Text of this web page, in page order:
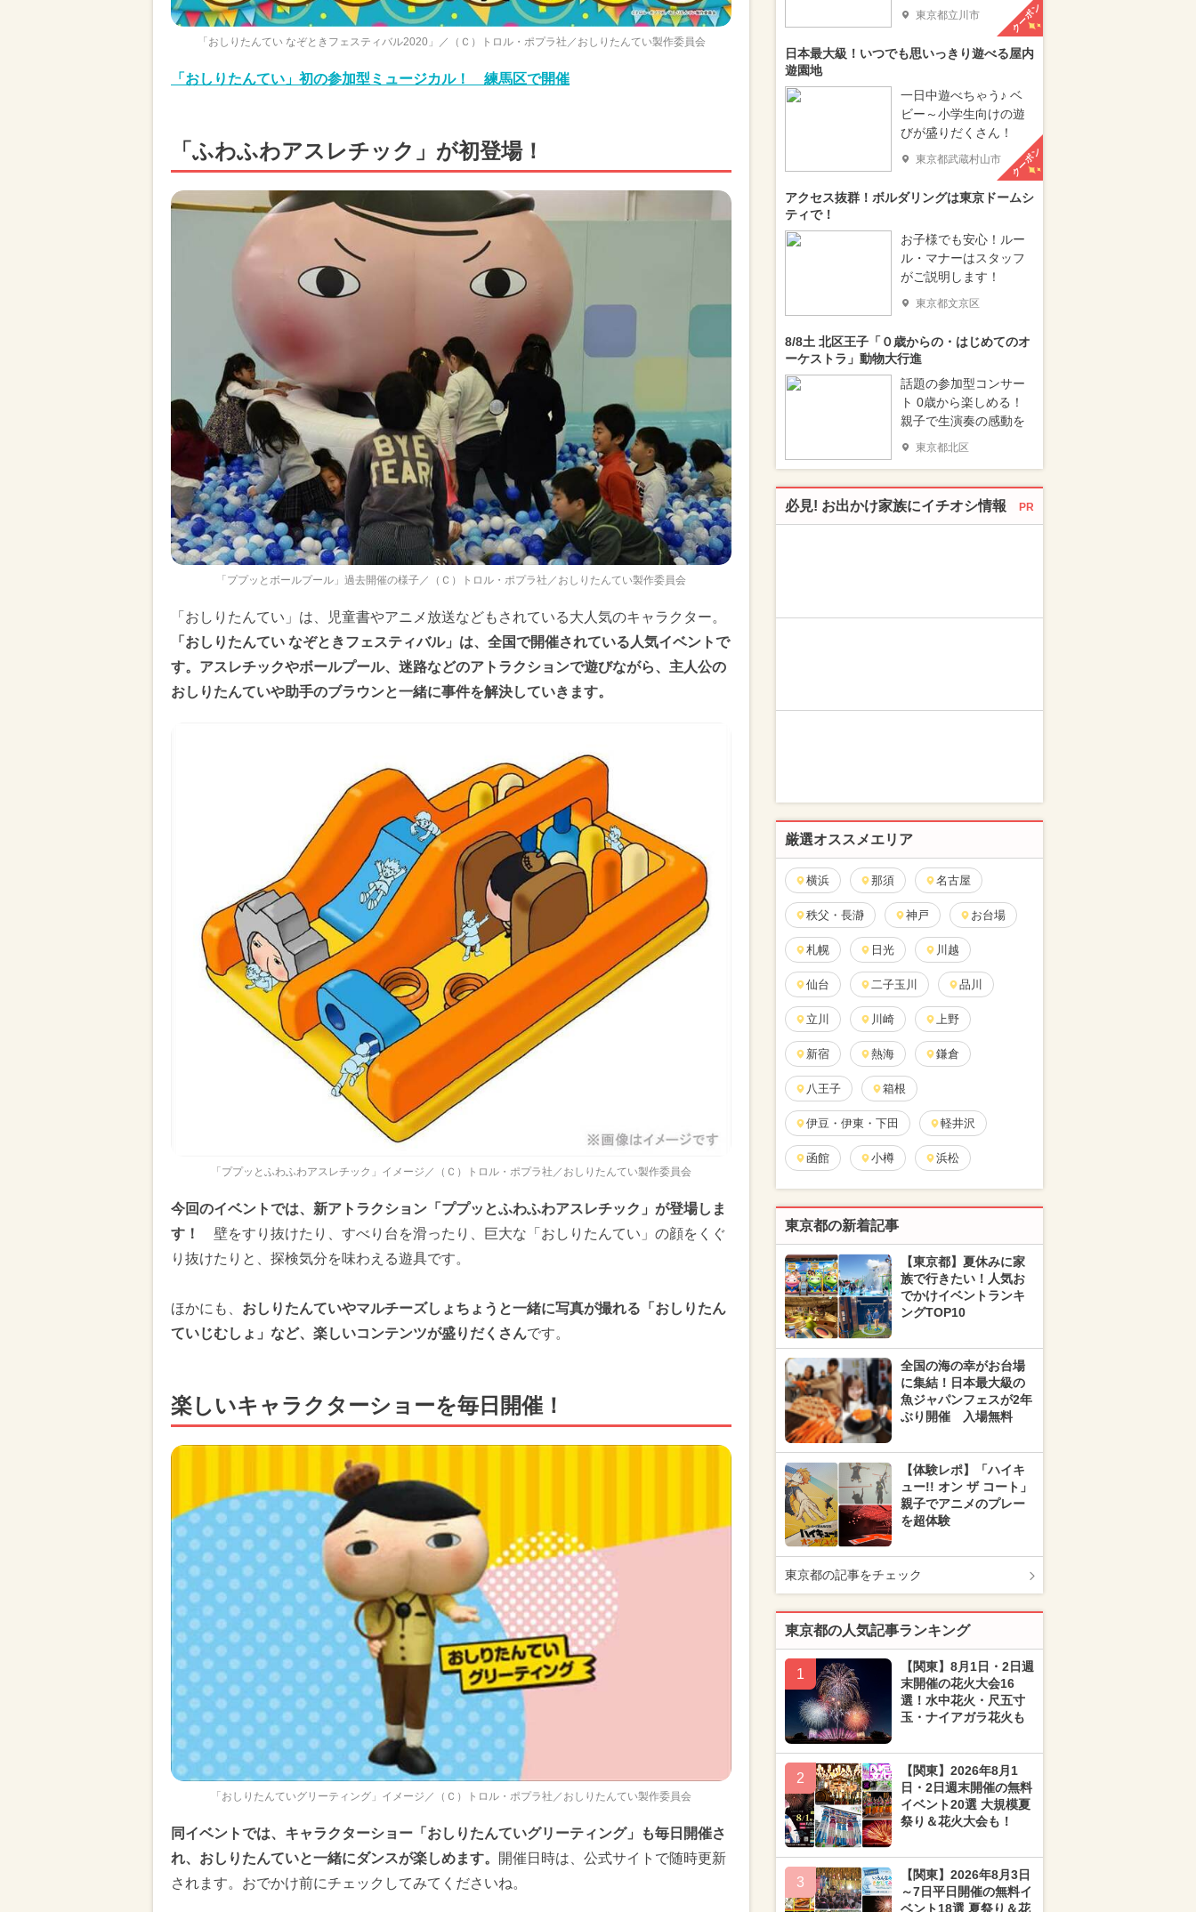
「おしりたんてい なぞときフェスティバル2020」／（Ｃ）トロル・ポプラ社／おしりたんてい製作委員会
「おしりたんてい」初の参加型ミュージカル！ 練馬区で開催
「ふわふわアスレチック」が初登場！
「ププッとボールプール」過去開催の様子／（Ｃ）トロル・ポプラ社／おしりたんてい製作委員会
「おしりたんてい」は、児童書やアニメ放送などもされている大人気のキャラクター。
「おしりたんてい なぞときフェスティバル」は、全国で開催されている人気イベントで
す。アスレチックやボールプール、迷路などのアトラクションで遊びながら、主人公の
おしりたんていや助手のブラウンと一緒に事件を解決していきます。
「ププッとふわふわアスレチック」イメージ／（Ｃ）トロル・ポプラ社／おしりたんてい製作委員会
今回のイベントでは、新アトラクション「ププッとふわふわアスレチック」が登場しま
す！
壁をすり抜けたり、すべり台を滑ったり、巨大な「おしりたんてい」の顔をくぐ
り抜けたりと、探検気分を味わえる遊具です。
ほかにも、 おしりたんていやマルチーズしょちょうと一緒に写真が撮れる「おしりたん
ていじむしょ」など、楽しいコンテンツが盛りだくさんです。
楽しいキャラクターショーを毎日開催！
「おしりたんていグリーティング」イメージ／（Ｃ）トロル・ポプラ社／おしりたんてい製作委員会
同イベントでは、キャラクターショー「おしりたんていグリーティング」も毎日開催さ
れ、おしりたんていと一緒にダンスが楽しめます。
開催日時は、公式サイトで随時更新
されます。おでかけ前にチェックしてみてくださいね。
東京都立川市 クーポン
日本最大級！いつでも思いっきり遊べる屋内
遊園地
一日中遊べちゃう♪ ベ
ビー～小学生向けの遊
びが盛りだくさん！
東京都武蔵村山市 クーポン
アクセス抜群！ボルダリングは東京ドームシ
ティで！
お子様でも安心！ルー
ル・マナーはスタッフ
がご説明します！
東京都文京区
8/8土 北区王子「０歳からの・はじめてのオ
ーケストラ」動物大行進
話題の参加型コンサー
ト 0歳から楽しめる！
親子で生演奏の感動を
東京都北区
必見! お出かけ家族にイチオシ情報 PR
厳選オススメエリア
横浜 那須 名古屋
秩父・長瀞 神戸 お台場
札幌 日光 川越
仙台 二子玉川 品川
立川 川崎 上野
新宿 熱海 鎌倉
八王子 箱根
伊豆・伊東・下田 軽井沢
函館 小樽 浜松
東京都の新着記事
【東京都】夏休みに家
族で行きたい！人気お
でかけイベントランキ
ングTOP10
全国の海の幸がお台場
に集結！日本最大級の
魚ジャパンフェスが2年
ぶり開催 入場無料
【体験レポ】「ハイキ
ュー!! オン ザ コート」
親子でアニメのプレー
を超体験
東京都の記事をチェック
東京都の人気記事ランキング
1
【関東】8月1日・2日週
末開催の花火大会16
選！水中花火・尺五寸
玉・ナイアガラ花火も
2
【関東】2026年8月1
日・2日週末開催の無料
イベント20選 大規模夏
祭り＆花火大会も！
3
【関東】2026年8月3日
～7日平日開催の無料イ
ベント18選 夏祭り＆花